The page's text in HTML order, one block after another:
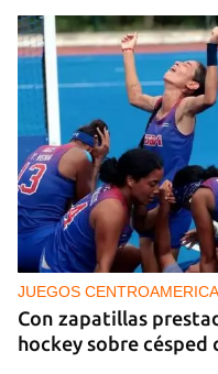
JUEGOS
Con zapatillas
hockey sobre